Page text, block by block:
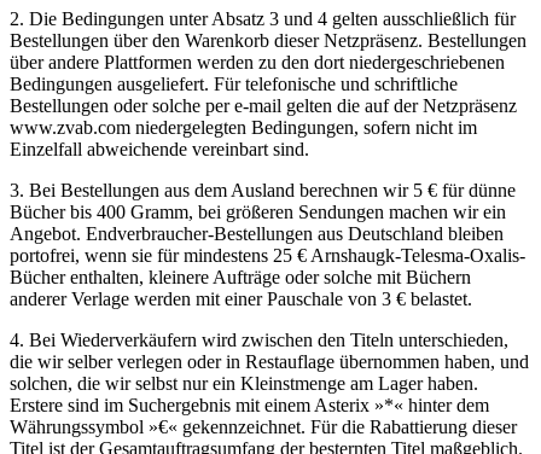
3. Bei Bestellungen aus dem Ausland berechnen wir 5 € für dünne
Bücher bis 400 Gramm, bei größeren Sendungen machen wir ein
Angebot. Endverbraucher-Bestellungen aus Deutschland bleiben
portofrei, wenn sie für mindestens 25 € Arnshaugk-Telesma-Oxalis-
Bücher enthalten, kleinere Aufträge oder solche mit Büchern
anderer Verlage werden mit einer Pauschale von 3 € belastet.
4. Bei Wiederverkäufern wird zwischen den Titeln unterschieden,
die wir selber verlegen oder in Restauflage übernommen haben, und
solchen, die wir selbst nur ein Kleinstmenge am Lager haben.
Erstere sind im Suchergebnis mit einem Asterix »*« hinter dem
Währungssymbol »€« gekennzeichnet. Für die Rabattierung dieser
Titel ist der Gesamtauftragsumfang der besternten Titel maßgeblich.
Wenn Sie die Suche auf besternte (vollrabattierte) Titel begrenzen
wollen, stellen Sie in der Suchmaske den Katalog »Buchhandel«
ein. Für die Rabattierung der besternten Titel gilt ein Grundrabatt
von 25%. Sofern im Auftrag mindestens 5 Bücher bestellt werden
(mehrbändige Ausgaben gelten als eines) und gleichzeitig von
mindestens einem Titel mehr als ein Exemplar, also z.B. 4
Exemplare von Titel A und 1 Exemplar von Titel B, erhöht sich der
Rabatt auf 30%. Höhere Rabatte nur bei regelmäßigem Bezug auf